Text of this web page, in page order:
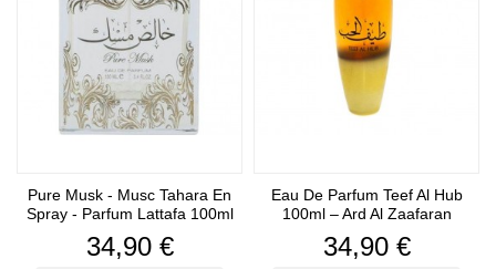
Pure Musk - Musc Tahara En
Spray - Parfum Lattafa 100ml
Prix
34,90 €
Eau De Parfum Teef Al Hub
100ml – Ard Al Zaafaran
Prix
34,90 €